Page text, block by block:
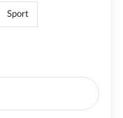
Sport